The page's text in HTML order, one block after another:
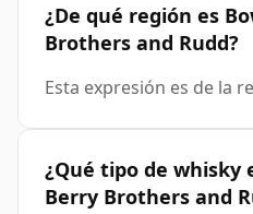
¿De qué región es
Brothers and Rudd?
Esta expresión es de la
¿Qué tipo de whisky
Berry Brothers and